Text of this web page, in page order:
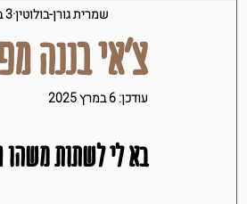
מילים על בריאות
קציצות ולביבות
על
מתוק שלי
ירקות
צ'אי בננה
שמרית גורן-בולוטין3 בפבר׳ 2020
עודכן:6 במרץ 2025
בא לי לשתות